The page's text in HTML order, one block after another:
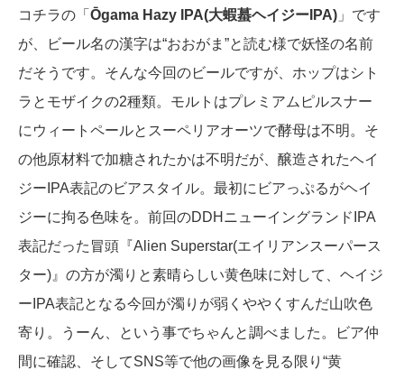
コチラの「 Ōgama Hazy IPA(大蝦蟇ヘイジーIPA) 」です
が、ビール名の漢字は“おおがま”と読む様で妖怪の名前
だそうです。そんな今回のビールですが、ホップはシト
ラとモザイクの2種類。モルトはプレミアムピルスナー
にウィートペールとスーペリアオーツで酵母は不明。そ
の他原材料で加糖されたかは不明だが、醸造されたヘイ
ジーIPA表記のビアスタイル。最初にビアっぷるがヘイ
ジーに拘る色味を。前回のDDHニューイングランドIPA
表記だった冒頭『Alien Superstar(エイリアンスーパース
ター)』の方が濁りと素晴らしい黄色味に対して、ヘイジ
ーIPA表記となる今回が濁りが弱くややくすんだ山吹色
寄り。うーん、という事でちゃんと調べました。ビア仲
間に確認、そしてSNS等で他の画像を見る限り“黄